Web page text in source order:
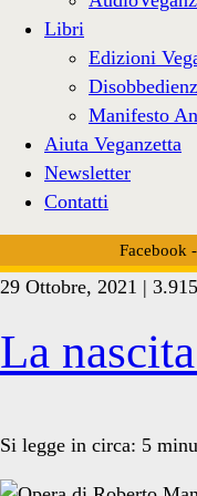
Libri
Edizioni
Manifesto
Aiuta Veganzetta
Newsletter
Contatti
Facebook -
29 Ottobre, 2021 |
La
Si legge in circa: 5